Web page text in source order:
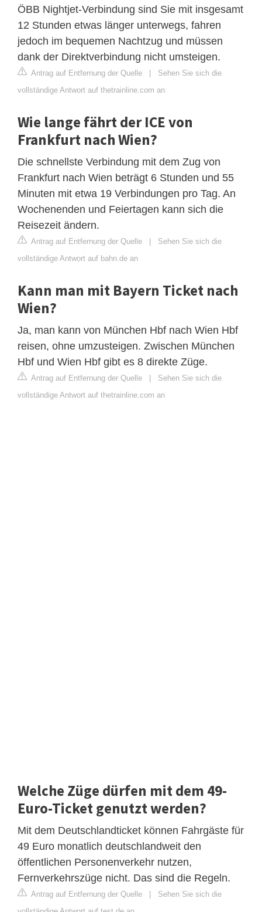
ÖBB Nightjet-Verbindung sind Sie mit insgesamt
12 Stunden etwas länger unterwegs, fahren
jedoch im bequemen Nachtzug und müssen
dank der Direktverbindung nicht umsteigen.
Antrag auf Entfernung der Quelle | Sehen Sie sich die
vollständige Antwort auf thetrainline.com an
Wie lange fährt der ICE von
Frankfurt nach Wien?
Die schnellste Verbindung mit dem Zug von
Frankfurt nach Wien beträgt 6 Stunden und 55
Minuten mit etwa 19 Verbindungen pro Tag. An
Wochenenden und Feiertagen kann sich die
Reisezeit ändern.
Antrag auf Entfernung der Quelle | Sehen Sie sich die
vollständige Antwort auf bahn.de an
Kann man mit Bayern Ticket nach
Wien?
Ja, man kann von München Hbf nach Wien Hbf
reisen, ohne umzusteigen. Zwischen München
Hbf und Wien Hbf gibt es 8 direkte Züge.
Antrag auf Entfernung der Quelle | Sehen Sie sich die
vollständige Antwort auf thetrainline.com an
Welche Züge dürfen mit dem 49-
Euro-Ticket genutzt werden?
Mit dem Deutschlandticket können Fahrgäste für
49 Euro monatlich deutschlandweit den
öffentlichen Personenverkehr nutzen,
Fernverkehrszüge nicht. Das sind die Regeln.
Antrag auf Entfernung der Quelle | Sehen Sie sich die